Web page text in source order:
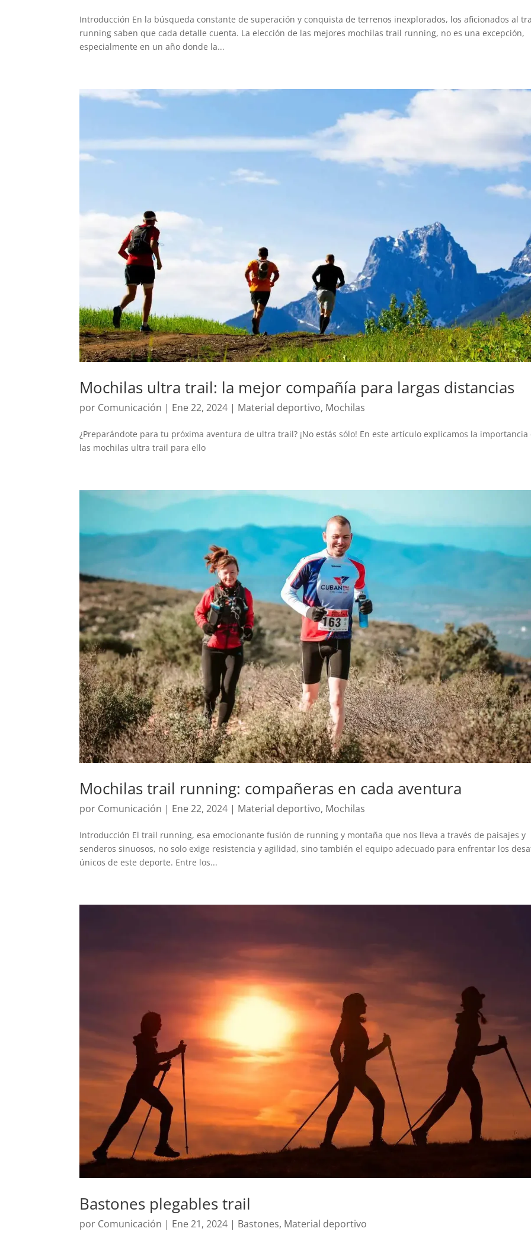
Introducción En la búsqueda constante de superación y conquista de terrenos inexplorados, los aficionados al
running saben que cada detalle cuenta. La elección de las mejores mochilas trail running, no es una excepción,
especialmente en un año donde la...
Mochilas ultra trail: la mejor compañía para largas distancias
por Comunicación | Ene 22, 2024 | Material deportivo, Mochilas
¿Preparándote para tu próxima aventura de ultra trail? ¡No estás sólo! En este artículo explicamos la importancia
las mochilas ultra trail para ello
Mochilas trail running: compañeras en cada aventura
por Comunicación | Ene 22, 2024 | Material deportivo, Mochilas
Introducción El trail running, esa emocionante fusión de running y montaña que nos lleva a través de paisajes y
senderos sinuosos, no solo exige resistencia y agilidad, sino también el equipo adecuado para enfrentar los
únicos de este deporte. Entre los...
Bastones plegables trail
por Comunicación | Ene 21, 2024 | Bastones, Material deportivo